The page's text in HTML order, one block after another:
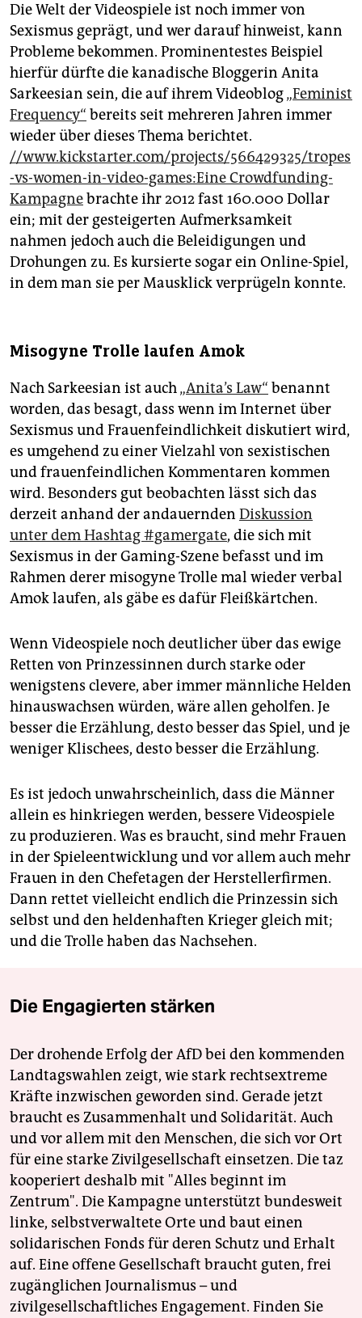
Die Welt der Videospiele ist noch immer von
Sexismus geprägt, und wer darauf hinweist, kann
Probleme bekommen. Prominentestes Beispiel
hierfür dürfte die kanadische Bloggerin Anita
Sarkeesian sein, die auf ihrem Videoblog„Feminist
Frequency“ bereits seit mehreren Jahren immer
wieder über dieses Thema berichtet.
//www.kickstarter.com/projects/566429325/tropes
-vs-women-in-video-games:Eine Crowdfunding-
Kampagnebrachte ihr 2012 fast 160.000 Dollar
ein; mit der gesteigerten Aufmerksamkeit
nahmen jedoch auch die Beleidigungen und
Drohungen zu. Es kursierte sogar ein Online-Spiel,
in dem man sie per Mausklick verprügeln konnte.
Misogyne Trolle laufen Amok
Nach Sarkeesian ist auch„Anita’s Law“ benannt
worden, das besagt, dass wenn im Internet über
Sexismus und Frauenfeindlichkeit diskutiert wird,
es umgehend zu einer Vielzahl von sexistischen
und frauenfeindlichen Kommentaren kommen
wird. Besonders gut beobachten lässt sich das
derzeit anhand der andauernden Diskussion
unter dem Hashtag #gamergate, die sich mit
Sexismus in der Gaming-Szene befasst und im
Rahmen derer misogyne Trolle mal wieder verbal
Amok laufen, als gäbe es dafür Fleißkärtchen.
Wenn Videospiele noch deutlicher über das ewige
Retten von Prinzessinnen durch starke oder
wenigstens clevere, aber immer männliche Helden
hinauswachsen würden, wäre allen geholfen. Je
besser die Erzählung, desto besser das Spiel, und je
weniger Klischees, desto besser die Erzählung.
Es ist jedoch unwahrscheinlich, dass die Männer
allein es hinkriegen werden, bessere Videospiele
zu produzieren. Was es braucht, sind mehr Frauen
in der Spieleentwicklung und vor allem auch mehr
Frauen in den Chefetagen der Herstellerfirmen.
Dann rettet vielleicht endlich die Prinzessin sich
selbst und den heldenhaften Krieger gleich mit;
und die Trolle haben das Nachsehen.
Die Engagierten stärken
Der drohende Erfolg der AfD bei den kommenden
Landtagswahlen zeigt, wie stark rechtsextreme
Kräfte inzwischen geworden sind. Gerade jetzt
braucht es Zusammenhalt und Solidarität. Auch
und vor allem mit den Menschen, die sich vor Ort
für eine starke Zivilgesellschaft einsetzen. Die taz
kooperiert deshalb mit "Alles beginnt im
Zentrum". Die Kampagne unterstützt bundesweit
linke, selbstverwaltete Orte und baut einen
solidarischen Fonds für deren Schutz und Erhalt
auf. Eine offene Gesellschaft braucht guten, frei
zugänglichen Journalismus – und
zivilgesellschaftliches Engagement. Finden Sie